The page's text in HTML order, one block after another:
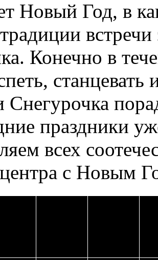
Новый Год, в
встречи
Конечно в
станцевать
праздники
всех
с Новым